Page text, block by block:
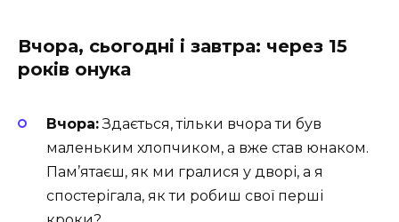
Вчора, сьогодні і завтра: через 15
років онука
Вчора:Здається, тільки вчора ти був
маленьким хлопчиком, а вже став юнаком.
Пам’ятаєш, як ми гралися у дворі, а я
спостерігала, як ти робиш свої перші